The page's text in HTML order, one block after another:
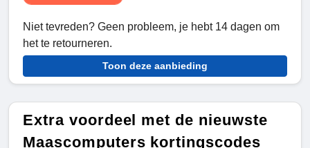
Niet tevreden? Geen probleem, je hebt 14 dagen om
het te retourneren.
Toon deze aanbieding
Extra voordeel met de nieuwste
Maascomputers kortingscodes